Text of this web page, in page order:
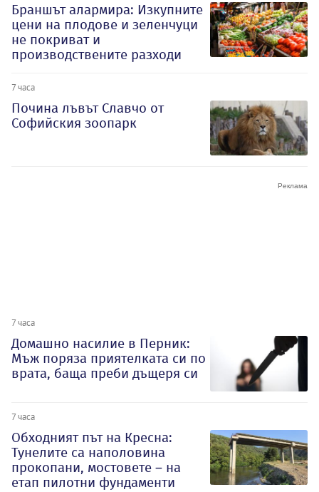
Браншът алармира: Изкупните
цени на плодове и зеленчуци
не покриват и
производствените разходи
7 часа
Почина лъвът Славчо от
Софийския зоопарк
7 часа
Домашно насилие в Перник:
Мъж поряза приятелката си по
врата, баща преби дъщеря си
7 часа
Обходният път на Кресна:
Тунелите са наполовина
прокопани, мостовете – на
етап пилотни фундаменти